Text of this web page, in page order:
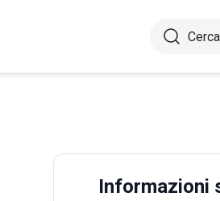
Informazioni